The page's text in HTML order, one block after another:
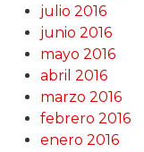
julio 2016
junio 2016
mayo 2016
abril 2016
marzo 2016
febrero 2016
enero 2016